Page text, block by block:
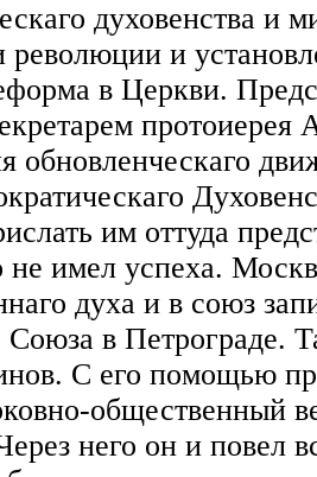
духовенства и
революции и
в Церкви.
протоиерея
обновленческаго
им оттуда
не имел успеха.
духа и в союз
в Петрограде.
С его помощью
общественный
него он и повел